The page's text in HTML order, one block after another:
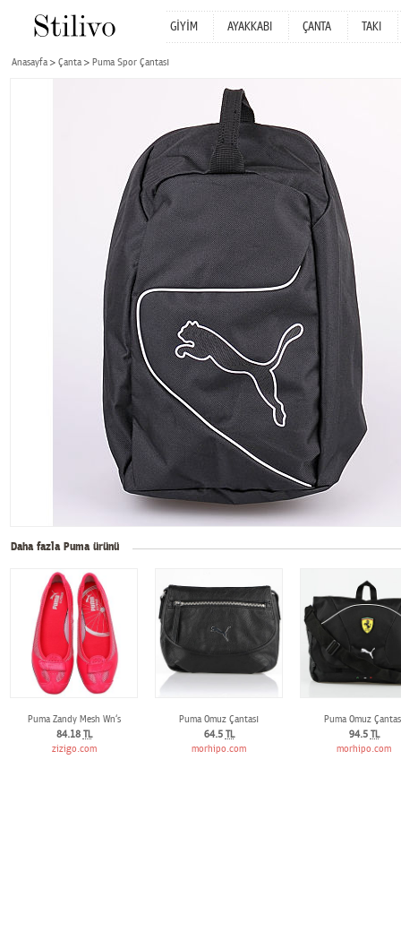
GİYİM AYAKKABI ÇANTA TAKI
Anasayfa Çanta Puma Spor Çantası
Daha fazla Puma ürünü
Puma Zandy Mesh Wn‘s
84.18 TL
zizigo.com
Puma Omuz Çantası
64.5 TL
morhipo.com
Puma Omuz
94.5 TL
morhipo.com